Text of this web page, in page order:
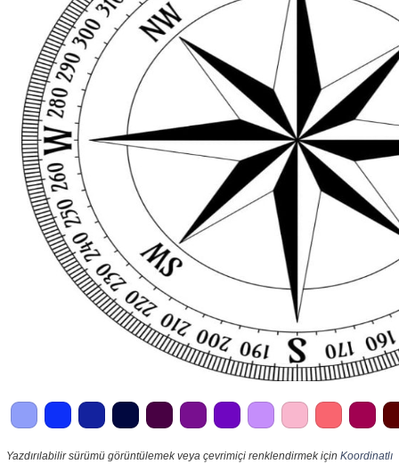
Yazdırılabilir sürümü görüntülemek veya çevrimiçi renklendirmek için Koordinatlı